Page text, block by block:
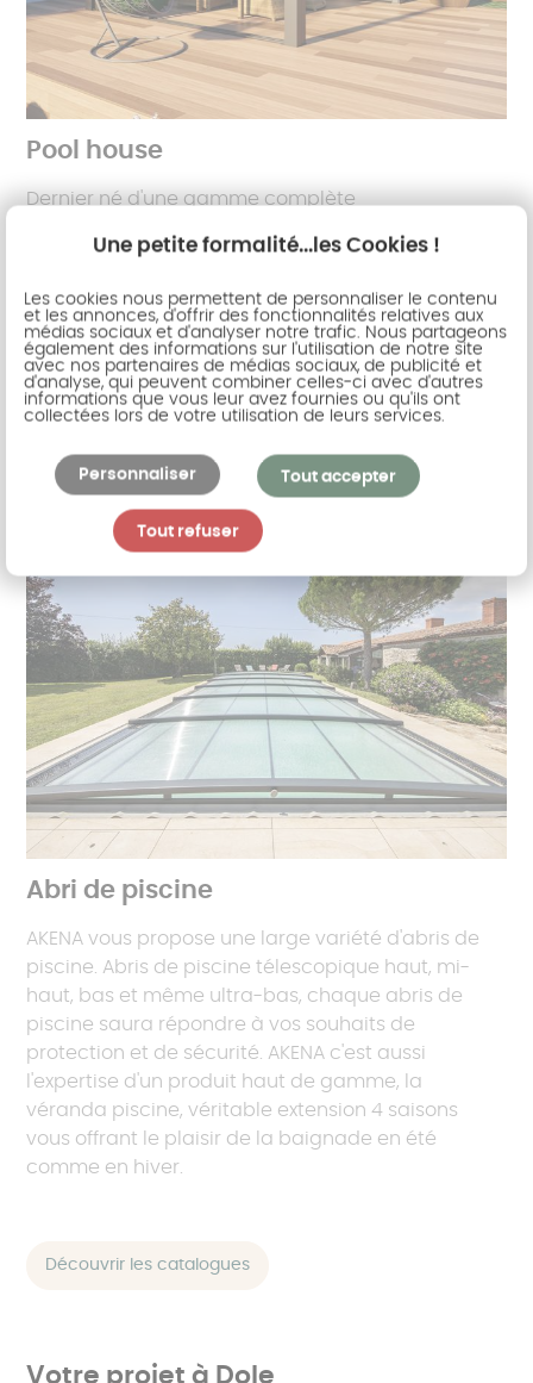
Pool house
Dernier né d'une gamme complète
voici le pool house. Véritable structure en
maison, c'est la solution pratique pour abriter la
cuisine d'été, le barbecue, le local piscine, la salle
de détente. Mixant différents matériaux tels que
l'aluminium ou le bois, vous apprécierez son
charme moderne et naturel.
Abri de piscine
AKENA vous propose une large variété d'abris de
piscine. Abris de piscine télescopique haut, mi-
haut, bas et même ultra-bas, chaque abris de
piscine saura répondre à vos souhaits de
protection et de sécurité. AKENA c'est aussi
l'expertise d'un produit haut de gamme, la
véranda piscine, véritable extension 4 saisons
vous offrant le plaisir de la baignade en été
comme en hiver.
Découvrir les catalogues
Votre projet à Dole
Une petite formalité...les Cookies !
Les cookies nous permettent de personnaliser le contenu
et les annonces, d'offrir des fonctionnalités relatives aux
médias sociaux et d'analyser notre trafic. Nous partageons
également des informations sur l'utilisation de notre site
avec nos partenaires de médias sociaux, de publicité et
d'analyse, qui peuvent combiner celles-ci avec d'autres
informations que vous leur avez fournies ou qu'ils ont
collectées lors de votre utilisation de leurs services.
Tout accepter
Tout refuser
Personnaliser